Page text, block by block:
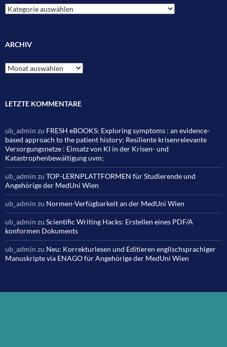
Kategorien
ARCHIV
Archiv
LETZTE KOMMENTARE
ub_admin zu FRESH eBOOKS: Exploring symptoms : an evidence-
based approach to the patient history; Resiliente krisenrelevante
Versorgungsnetze : Einsatz von KI in der Krisen- und
Katastrophenbewältigung uvm;
ub_admin zu TOP-LERNPLATTFORMEN für Studierende und
Angehörige der MedUni Wien
ub_admin zu Normen-Verfügbarkeit an der MedUni Wien
ub_admin zu Scientific Writing Hacks: Erstellen eines PDF/A
konformen Dokuments
ub_admin zu Neu: Korrekturlesen und Editieren englischsprachiger
Manuskripte via ENAGO für Angehörige der MedUni Wien